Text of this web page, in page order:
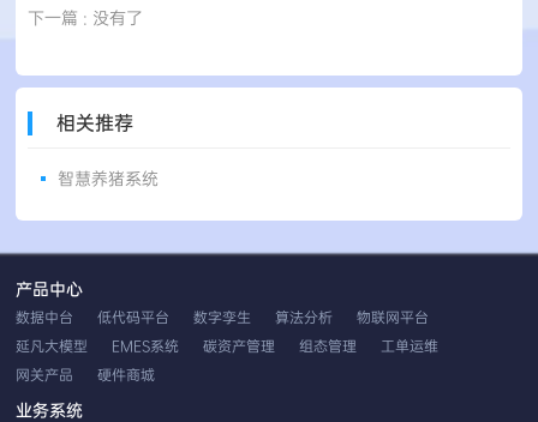
下一篇 : 没有了
相关推荐
智慧养猪系统
产品中心
数据中台 低代码平台 数字孪生 算法分析
物联网平台
延凡大模型
EMES系统 碳资产管理 组态管理
工单运维
网关产品
硬件商城
业务系统